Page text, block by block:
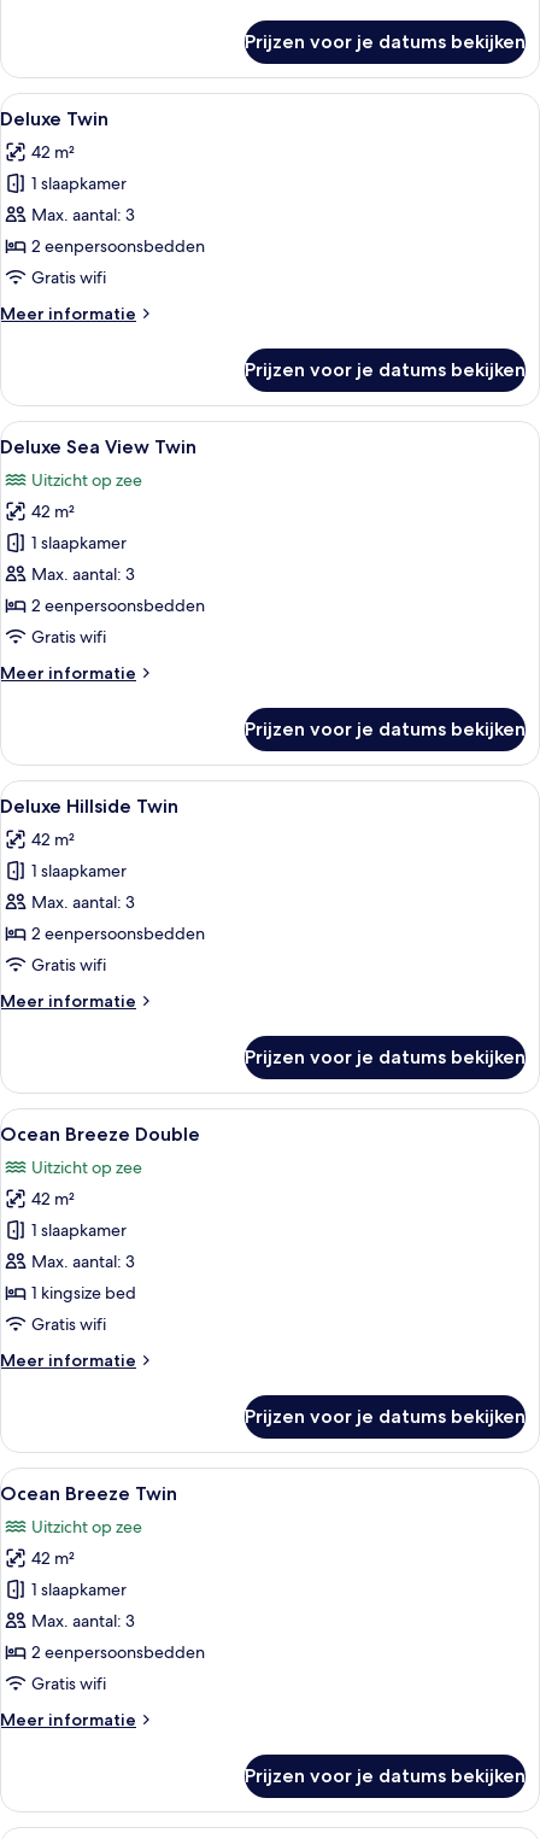
Sea
View
Double
Prijzen voor je datums bekijken
Alle
foto's
voor
Deluxe
Twin
laden
Een moderne hotelkamer met een
8
Deluxe Twin
42 m²
1 slaapkamer
Max. aantal: 3
2 eenpersoonsbedden
Gratis wifi
Meer informatie
Meer
Twin
Prijzen voor je datums bekijken
Alle
foto's
voor
Deluxe
Sea
View
Twin
laden
Een hotelkamer met een groot bed,
8
Deluxe Sea View Twin
Uitzicht op zee
42 m²
1 slaapkamer
Max. aantal: 3
2 eenpersoonsbedden
Gratis wifi
Meer informatie
Meer
Sea
View
Twin
Prijzen voor je datums bekijken
Alle
foto's
voor
Deluxe
Hillside
Twin
laden
Een hotelkamer met twee bedden,
8
Deluxe Hillside Twin
42 m²
1 slaapkamer
Max. aantal: 3
2 eenpersoonsbedden
Gratis wifi
Meer informatie
Meer
Hillside
Twin
Prijzen voor je datums bekijken
Alle
foto's
voor
Ocean
Breeze
Double
laden
Een hotelkamer met een groot bed,
7
Ocean Breeze Double
Uitzicht op zee
42 m²
1 slaapkamer
Max. aantal: 3
1 kingsize bed
Gratis wifi
Meer informatie
Meer
Breeze
Double
Prijzen voor je datums bekijken
Alle
foto's
voor
Ocean
Breeze
Twin
laden
Een hotelkamer met twee bedden,
9
Ocean Breeze Twin
Uitzicht op zee
42 m²
1 slaapkamer
Max. aantal: 3
2 eenpersoonsbedden
Gratis wifi
Meer informatie
Meer
Breeze
Twin
Prijzen voor je datums bekijken